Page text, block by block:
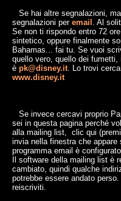
Se hai altre segnalazioni,
segnalazioni per email . Al
Se non ti rispondo entro 72
sintetico, oppure finalmente
Bahamas... fai tu. Se vuoi
quello vero, quello dei fumetti,
è pk@disney.it. Lo trovi
www.disney.it
Se invece cercavi proprio
sei in questa pagina perché
alla mailing list, clic qui
invia nella finestra che
programma email è
Il software della mailing list è
cambiato, quindi qualche
potrebbe essere andato
reiscriviti.